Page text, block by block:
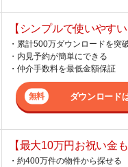
【シンプルで使いやすい
・累計500万ダウンロードを突
・内見予約が簡単にできる
・仲介手数料を最低金額保証
ダウンロード
【最大10万円お祝い金
・約400万件の物件から探せる